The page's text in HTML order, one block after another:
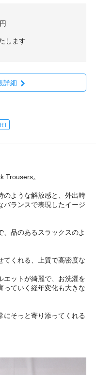
します
詳細
Trousers。
のような解放感と、外出時
バランスで表現したイージ
品のあるスラックスのよ
てくれる、上質で高密度な
エットが綺麗で、お洗濯を
っていく経年変化も大きな
にそっと寄り添ってくれる